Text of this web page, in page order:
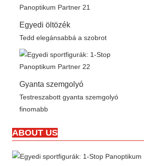
Egyedi öltözék
Tedd elegánsabbá a szobrot
Gyanta szemgolyó
Testreszabott gyanta szemgolyó
finomabb
ABOUT US